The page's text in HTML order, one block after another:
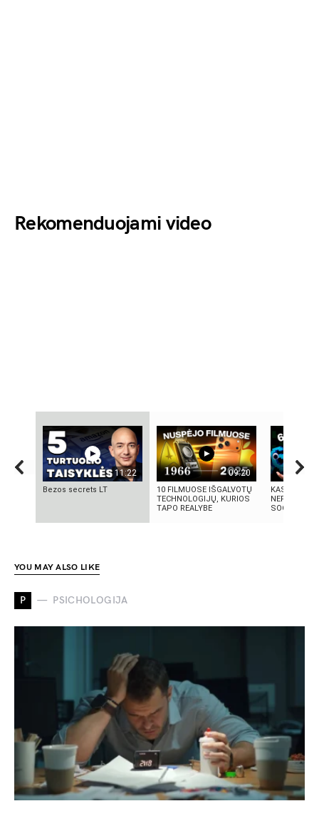
Rekomenduojami video
11:22
Bezos secrets LT
09:20
10 FILMUOSE IŠGALVOTŲ
TECHNOLOGIJŲ, KURIOS
TAPO REALYBE
KAS TAS
SOCIALINIS
YOU MAY ALSO LIKE
P PSICHOLOGIJA